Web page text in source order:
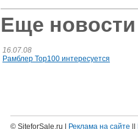
Еще новости
16.07.08
Рамблер Top100 интересуется
© SiteforSale.ru | Реклама на сайте